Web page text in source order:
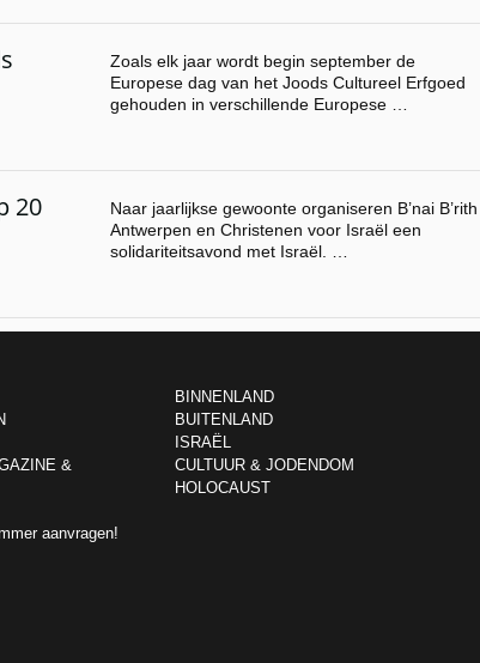
Zoals elk jaar wordt begin september de
Europese dag van het Joods Cultureel Erfgoed
gehouden in verschillende Europese …
20
Naar jaarlijkse gewoonte organiseren B’nai B’rith
Antwerpen en Christenen voor Israël een
solidariteitsavond met Israël. …
&
aanvragen!
BINNENLAND
BUITENLAND
ISRAËL
CULTUUR & JODENDOM
HOLOCAUST